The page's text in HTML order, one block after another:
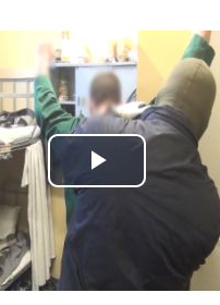
Odtwórz